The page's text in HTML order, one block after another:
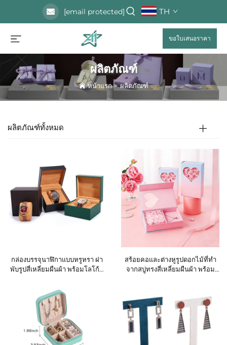
[email protected] TH
ขอใบเสนอราคา
ผลิตภัณฑ์
หน้าแรก>ผลิตภัณฑ์
ผลิตภัณฑ์ทั้งหมด
กล่องบรรจุนาฬิกาแบบหรูหรา ฝา
พับรูปสี่เหลี่ยมผืนผ้า พร้อมโลโก้ที่
เป็นมิตรกับสิ่งแวดล้อม กันน้ำและ
กันฝุ่น ใช้เป็นกล่องของขวัญและ
กล่องจัดแสดง
สร้อยคอและต่างหูรูปดอกไม้ที่ทำ
จากสบู่ทรงสี่เหลี่ยมผืนผ้า พร้อม
มีลวดลายนูนเด่น ใช้เป็นของขวัญ
ในวันวาเลนไทน์